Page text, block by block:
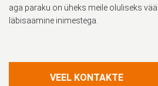
aga paraku on üheks meile oluliseks
läbisaamine inimestega.
VEEL KONTAKTE